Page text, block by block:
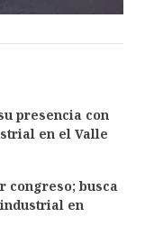
presencia con
en el Valle
congreso; busca
en